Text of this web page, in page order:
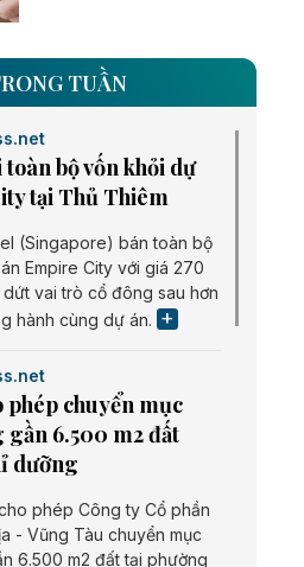
TUẦN
bộ vốn khỏi dự
tại Thủ Thiêm
(Singapore) bán toàn bộ
Empire City với giá 270
dứt vai trò cổ đông sau hơn
hành cùng dự án.
phép chuyển mục
6.500 m2 đất
dưỡng
phép Công ty Cổ phần
- Vũng Tàu chuyển mục
6.500 m2 đất tại phường